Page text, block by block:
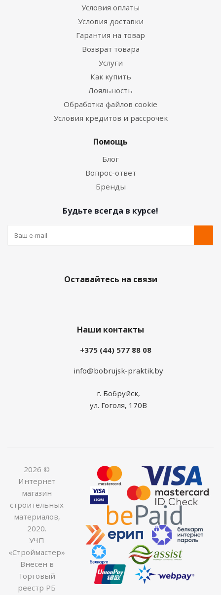
Условия оплаты
Условия доставки
Гарантия на товар
Возврат товара
Услуги
Как купить
Лояльность
Обработка файлов cookie
Условия кредитов и рассрочек
Помощь
Блог
Вопрос-ответ
Бренды
Будьте всегда в курсе!
Оставайтесь на связи
Наши контакты
+375 (44) 577 88 08
info@bobrujsk-praktik.by
г. Бобруйск,
ул. Гоголя, 170В
2026 ©
Интернет
магазин
строительных
материалов,
2020.
УЧП
«Строймастер»
Внесен в
Торговый
реестр РБ